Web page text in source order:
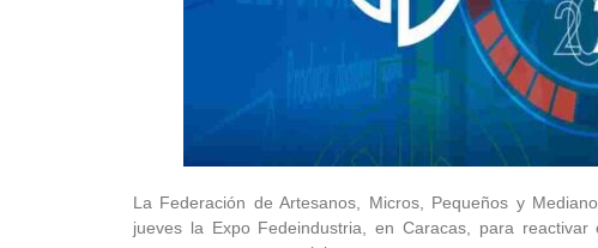
La Federación de Artesanos, Micros, Pequeños y
jueves la Expo Fedeindustria, en Caracas, para